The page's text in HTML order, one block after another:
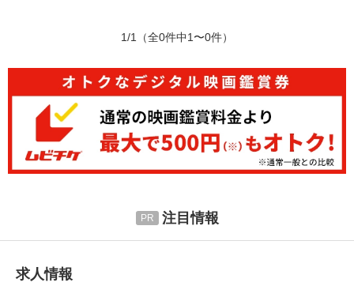
1/1 （全0件中1〜0件）
注目情報
求人情報